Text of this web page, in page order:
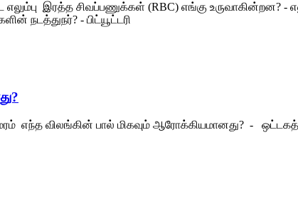
இரத்த சிவப்பணுக்கள் (RBC) எங்கு உருவாகின்றன?
நடத்துநர்? - பிட்யூட்டரி
எந்த விலங்கின் பால் மிகவும் ஆரோக்கியமானது? -